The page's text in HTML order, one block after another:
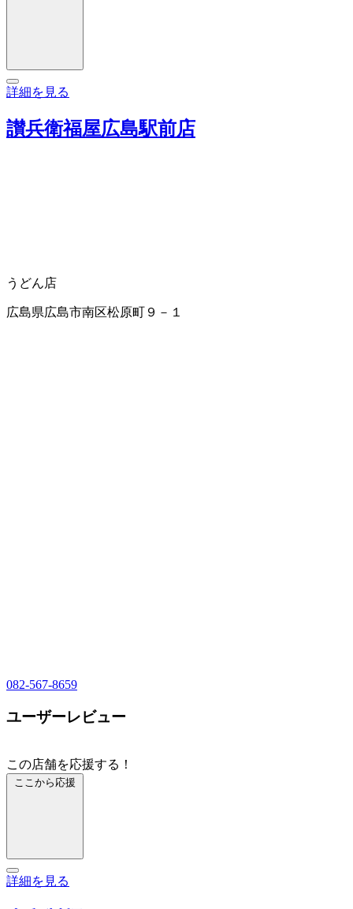
詳細を見る
讃兵衛福屋広島駅前店
うどん店
広島県広島市南区松原町９－１
082-567-8659
ユーザーレビュー
この店舗を応援する！
ここから応援
詳細を見る